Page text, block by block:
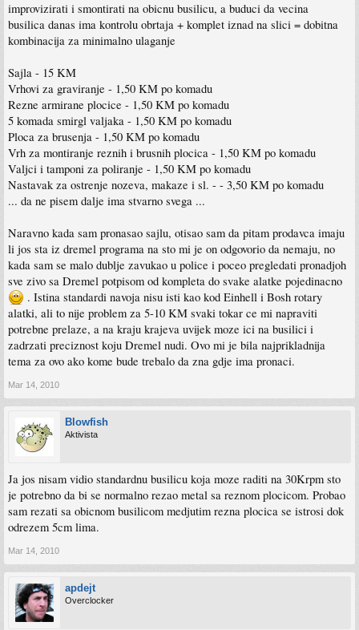
improvizirati i smontirati na obicnu busilicu, a buduci da vecina
busilica danas ima kontrolu obrtaja + komplet iznad na slici = dobitna
kombinacija za minimalno ulaganje
Sajla - 15 KM
Vrhovi za graviranje - 1,50 KM po komadu
Rezne armirane plocice - 1,50 KM po komadu
5 komada smirgl valjaka - 1,50 KM po komadu
Ploca za brusenja - 1,50 KM po komadu
Vrh za montiranje reznih i brusnih plocica - 1,50 KM po komadu
Valjci i tamponi za poliranje - 1,50 KM po komadu
Nastavak za ostrenje nozeva, makaze i sl. - - 3,50 KM po komadu
... da ne pisem dalje ima stvarno svega ...
Naravno kada sam pronasao sajlu, otisao sam da pitam prodavca imaju
li jos sta iz dremel programa na sto mi je on odgovorio da nemaju, no
kada sam se malo dublje zavukao u police i poceo pregledati pronadjoh
sve zivo sa Dremel potpisom od kompleta do svake alatke pojedinacno
. Istina standardi navoja nisu isti kao kod Einhell i Bosh rotary
alatki, ali to nije problem za 5-10 KM svaki tokar ce mi napraviti
potrebne prelaze, a na kraju krajeva uvijek moze ici na busilici i
zadrzati preciznost koju Dremel nudi. Ovo mi je bila najprikladnija
tema za ovo ako kome bude trebalo da zna gdje ima pronaci.
Mar 14, 2010
Blowfish
Aktivista
Ja jos nisam vidio standardnu busilicu koja moze raditi na 30Krpm sto
je potrebno da bi se normalno rezao metal sa reznom plocicom. Probao
sam rezati sa obicnom busilicom medjutim rezna plocica se istrosi dok
odrezem 5cm lima.
Mar 14, 2010
apdejt
Overclocker